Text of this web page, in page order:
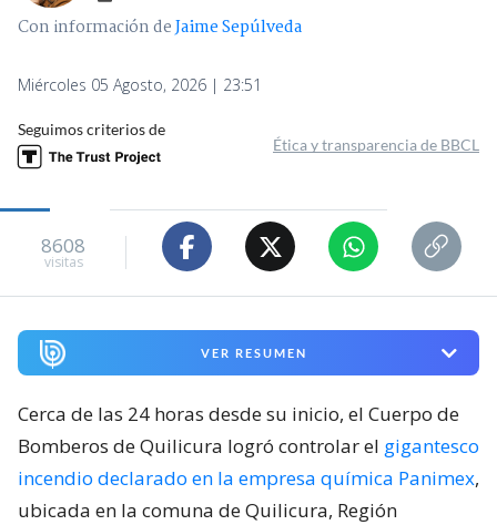
Con información deJaime Sepúlveda
Miércoles 05 Agosto, 2026 | 23:51
Seguimos criterios de
Ética y transparencia de BBCL
8608
visitas
VER RESUMEN
Cerca de las 24 horas desde su inicio, el Cuerpo de
Bomberos de Quilicura logró controlar el gigantesco
incendio declarado en la empresa química Panimex,
ubicada en la comuna de Quilicura, Región